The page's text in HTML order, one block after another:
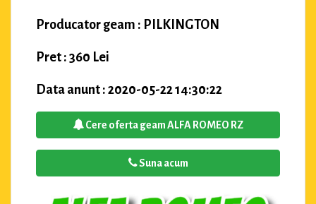
Producator geam : PILKINGTON
Pret : 360 Lei
Data anunt : 2020-05-22 14:30:22
Cere oferta geam ALFA ROMEO RZ
Suna acum